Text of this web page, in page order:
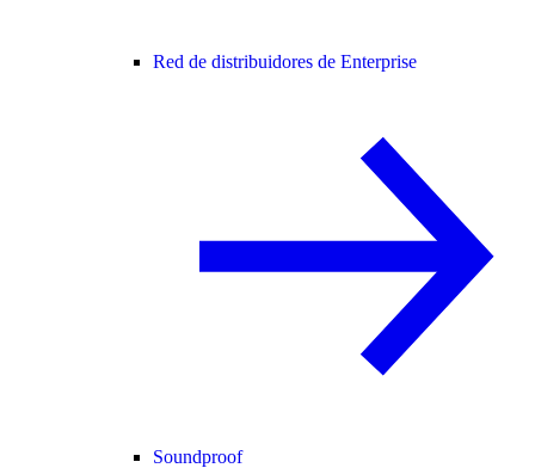
Red de distribuidores de Enterprise
Soundproof